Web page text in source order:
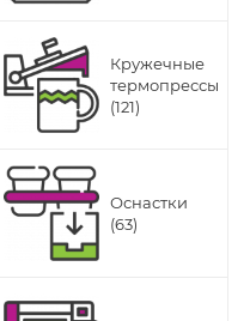
Кружечные
термопрессы
(121)
Оснастки
(63)